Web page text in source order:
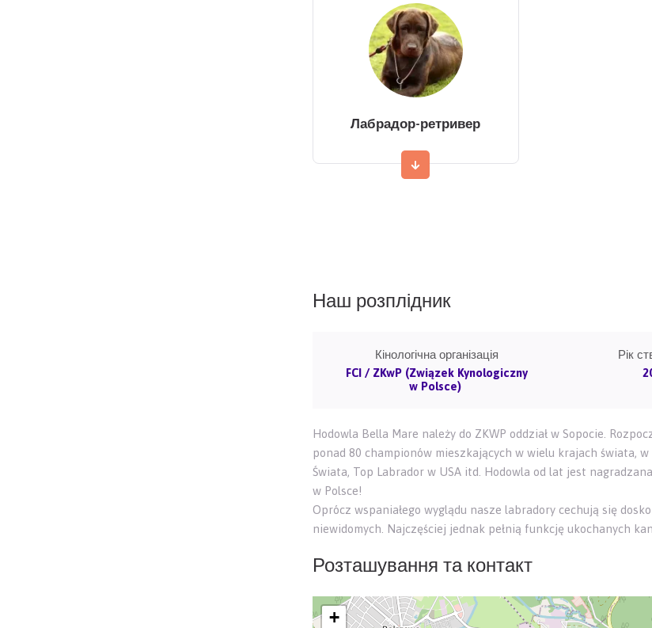
Лабрадор-ретривер
Наш розплідник
Кінологічна організація
FCI / ZKwP (Związek Kynologiczny
w Polsce)
Рік
Hodowla Bella Mare należy do ZKWP oddział w Sopocie.
ponad 80 championów mieszkających w wielu krajach świata,
Świata, Top Labrador w USA itd. Hodowla od lat jest
w Polsce!
Oprócz wspaniałego wyglądu nasze labradory cechują się
niewidomych. Najczęściej jednak pełnią funkcję ukochanych
Розташування та контакт
+